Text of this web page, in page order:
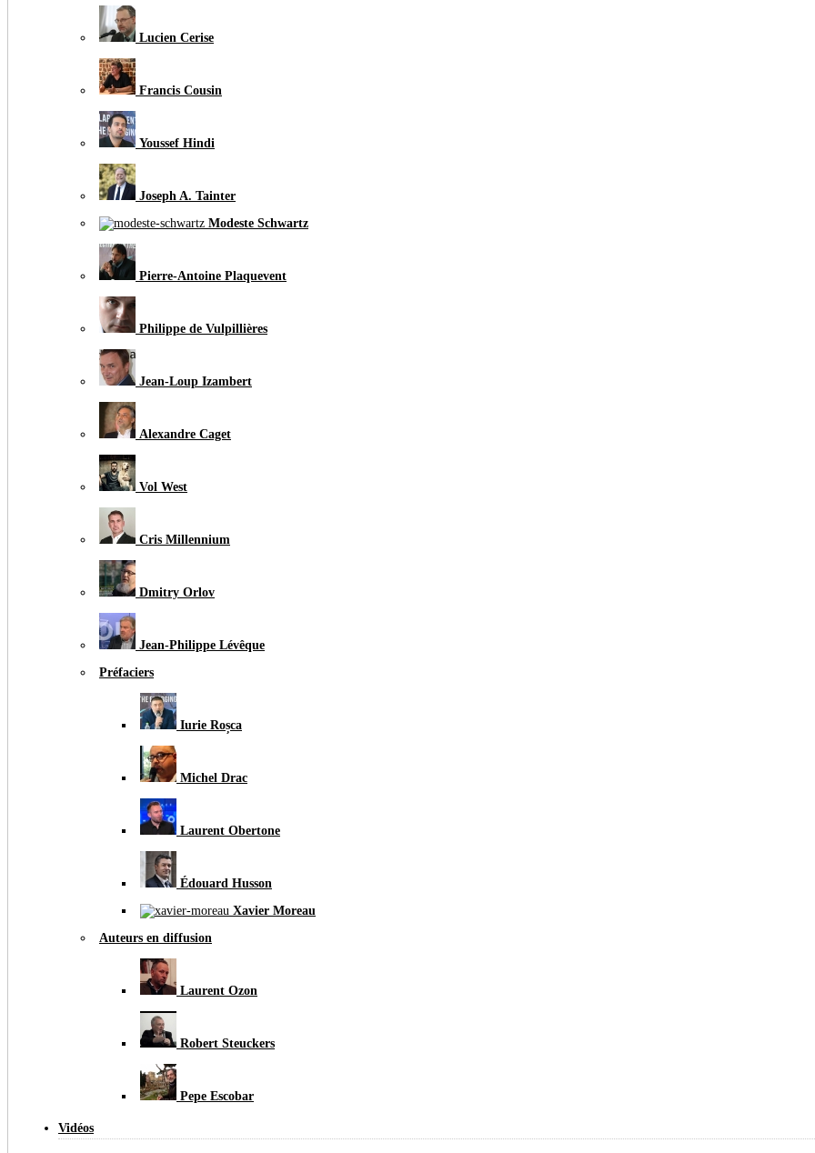
Lucien Cerise
Francis Cousin
Youssef Hindi
Joseph A. Tainter
Modeste Schwartz
Pierre-Antoine Plaquevent
Philippe de Vulpillières
Jean-Loup Izambert
Alexandre Caget
Vol West
Cris Millennium
Dmitry Orlov
Jean-Philippe Lévêque
Préfaciers
Iurie Roșca
Michel Drac
Laurent Obertone
Édouard Husson
Xavier Moreau
Auteurs en diffusion
Laurent Ozon
Robert Steuckers
Pepe Escobar
Vidéos